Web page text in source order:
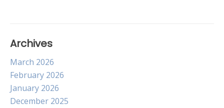
Archives
March 2026
February 2026
January 2026
December 2025